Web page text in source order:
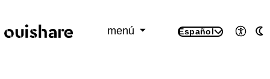
menú
Español